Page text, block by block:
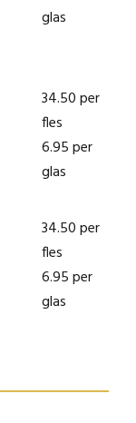
glas
34.50 per
fles
6.95 per
glas
34.50 per
fles
6.95 per
glas